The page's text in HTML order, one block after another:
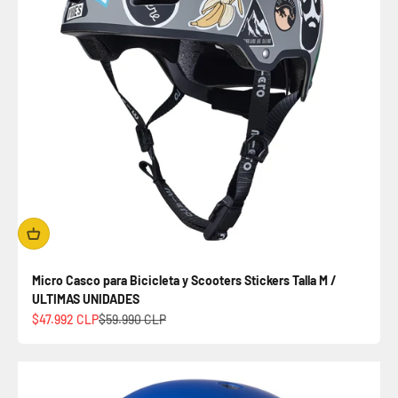
Micro Casco para Bicicleta y Scooters Stickers Talla M /
ULTIMAS UNIDADES
Precio de oferta
$47.992 CLPPrecio normal
$59.990 CLP